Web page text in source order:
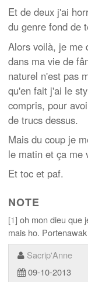
Et de deux j'ai
du genre fond de
Alors voilà, je me
dans ma vie de
naturel n'est pas
qu'en fait j'ai le
compris, pour
de trucs dessus.
Mais du coup je
le matin et ça me
Et toc et paf.
NOTE
[1] oh mon dieu que
mais ho. Portenawak
Sacrip'Anne
09-10-2013